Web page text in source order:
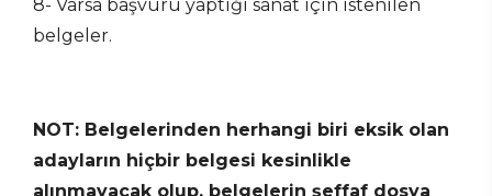
8- Varsa başvuru yaptığı sanat için istenilen
belgeler.
NOT: Belgelerinden herhangi biri eksik olan
adayların hiçbir belgesi kesinlikle
alınmayacak olup, belgelerin şeffaf dosya